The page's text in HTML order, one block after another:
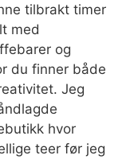
tilbrakt timer
med
og
du finner både
Jeg
hvor
teer før jeg